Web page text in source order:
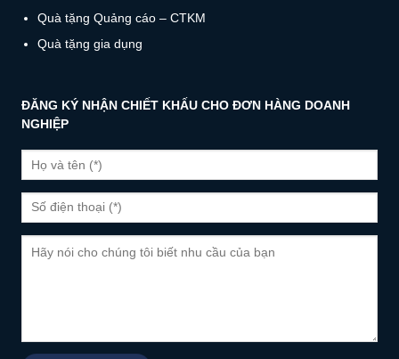
Quà tặng Quảng cáo – CTKM
Quà tặng gia dụng
ĐĂNG KÝ NHẬN CHIẾT KHẤU CHO ĐƠN HÀNG DOANH
NGHIỆP